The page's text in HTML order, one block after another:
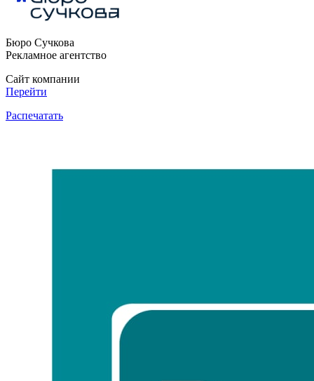
Бюро Сучкова
Рекламное агентство
Сайт компании
Перейти
Распечатать